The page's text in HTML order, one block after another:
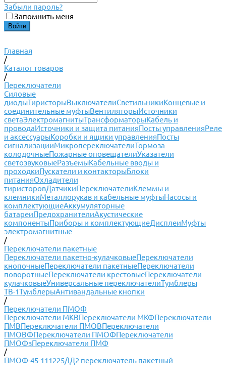
Забыли пароль?
Запомнить меня
Главная
/
Каталог товаров
/
Переключатели
Силовые
диодыТиристорыВыключателиСветильникиКонцевые и
соединительные муфтыВентиляторыИсточники
светаЭлектромагнитыТрансформаторыКабель и
проводаИсточники и защита питанияПосты управленияРеле
и аксессуарыКоробки и ящики управленияПосты
сигнализацииМикропереключателиТормоза
колодочныеПожарные оповещателиУказатели
светозвуковыеРазъемыКабельные вводы и
проходкиПускатели и контакторыБлоки
питанияОхладители
тиристоровДатчикиПереключателиКлеммы и
клемникиМеталлорукав и кабельные муфтыНасосы и
комплектующиеАккумуляторные
батареиПредохранителиАкустические
компонентыПриборы и комплектующиеДисплеиМуфты
электромагнитные
/
Переключатели пакетные
Переключатели пакетно-кулачковыеПереключатели
кнопочныеПереключатели пакетныеПереключатели
поворотныеПереключатели крестовыеПереключатели
кулачковыеУниверсальные переключателиТумблеры
ТВ-1ТумблерыАнтивандальные кнопки
/
Переключатели ПМОФ
Переключатели МКВПереключатели МКФПереключатели
ПМВПереключатели ПМОВПереключатели
ПМОВФПереключатели ПМОФПереключатели
ПМОФзПереключатели ПМФ
/
ПМОФ-45-111225/IД2 переключатель пакетный